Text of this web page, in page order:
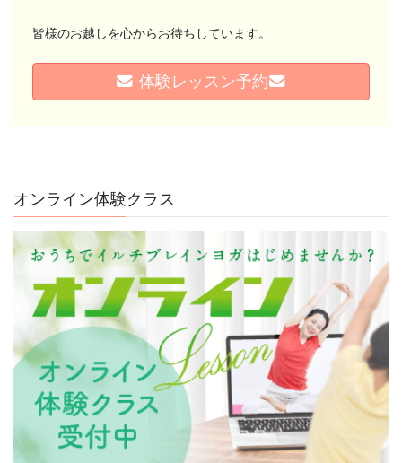
皆様のお越しを心からお待ちしています。
体験レッスン予約
オンライン体験クラス
チャクラが分かると、 自分が分かる。
2026年8月3日/#チャクラ#本当の自分#ヨガ#エネルギーワーク#セルフケ
ア #マインドフルネス#自分磨き,ブログ